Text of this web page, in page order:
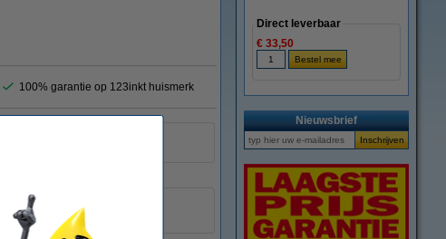
100% garantie op 123inkt huismerk
Direct leverbaar
€ 33,50
Nieuwsbrief